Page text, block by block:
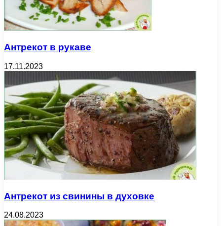
Антрекот в рукаве
17.11.2023
Антрекот из свинины в духовке
24.08.2023